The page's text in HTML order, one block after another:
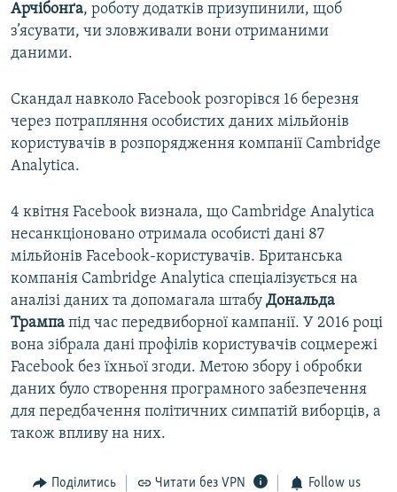
Арчібонґа, роботу додатків призупинили, щоб
з’ясувати, чи зловживали вони отриманими
даними.
Скандал навколо Facebook розгорівся 16 березня
через потрапляння особистих даних мільйонів
користувачів в розпорядження компанії Cambridge
Analytica.
4 квітня Facebook визнала, що Cambridge Analytica
несанкціоновано отримала особисті дані 87
мільйонів Facebook-користувачів. Британська
компанія Cambridge Analytica спеціалізується на
аналізі даних та допомагала штабу Дональда
Трампа під час передвиборної кампанії. У 2016 році
вона зібрала дані профілів користувачів соцмережі
Facebook без їхньої згоди. Метою збору і обробки
даних було створення програмного забезпечення
для передбачення політичних симпатій виборців, а
також впливу на них.
Поділитись Читати без VPN Follow us